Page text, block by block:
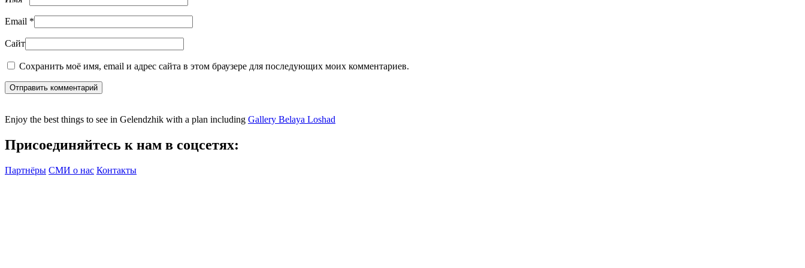
Email *
Сайт
Сохранить моё имя, email и адрес сайта в этом браузере для последующих моих комментариев.
Отправить комментарий
Enjoy the best things to see in Gelendzhik with a plan including Gallery Belaya Loshad
Присоединяйтесь к нам в соцсетях:
Партнёры СМИ о нас Контакты